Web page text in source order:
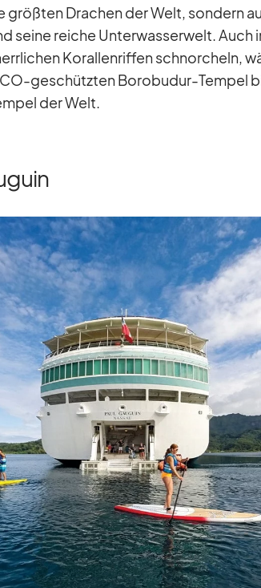
größ­ten Dra­chen der Welt, son­dern
seine rei­che Un­ter­was­ser­welt. Auch
Ko­ral­len­rif­fen schnor­cheln,
ge­schütz­ten Bo­ro­bu­dur-Tem­pel
der Welt.